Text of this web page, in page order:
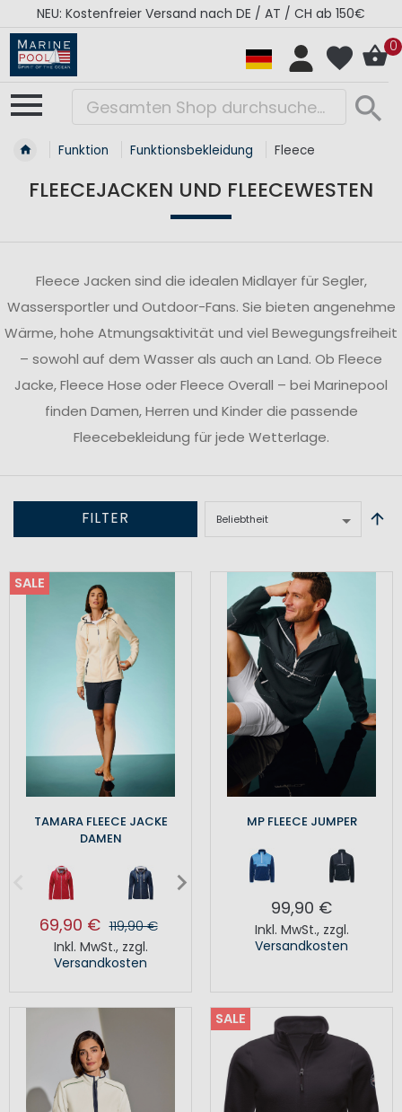
RÉGATES ROYALES Kollektion - Super Sale
0
Funktion Funktionsbekleidung Fleece
FLEECEJACKEN UND FLEECEWESTEN
Fleece Jacken sind die idealen Midlayer für Segler,
Wassersportler und Outdoor-Fans. Sie bieten angenehme
Wärme, hohe Atmungsaktivität und viel Bewegungsfreiheit
– sowohl auf dem Wasser als auch an Land. Ob Fleece
Jacke, Fleece Hose oder Fleece Overall – bei Marinepool
finden Damen, Herren und Kinder die passende
Fleecebekleidung für jede Wetterlage.
FILTER
SALE
TAMARA FLEECE JACKE
DAMEN
69,90 € 119,90 €
Inkl. MwSt., zzgl.
Versandkosten
MP FLEECE JUMPER
99,90 €
Inkl. MwSt., zzgl.
Versandkosten
SALE